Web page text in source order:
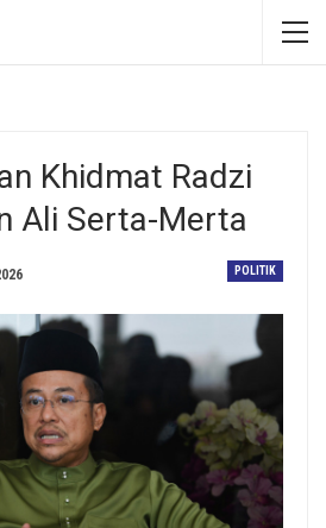
Khidmat Radzi
Ali Serta-Merta
POLITIK